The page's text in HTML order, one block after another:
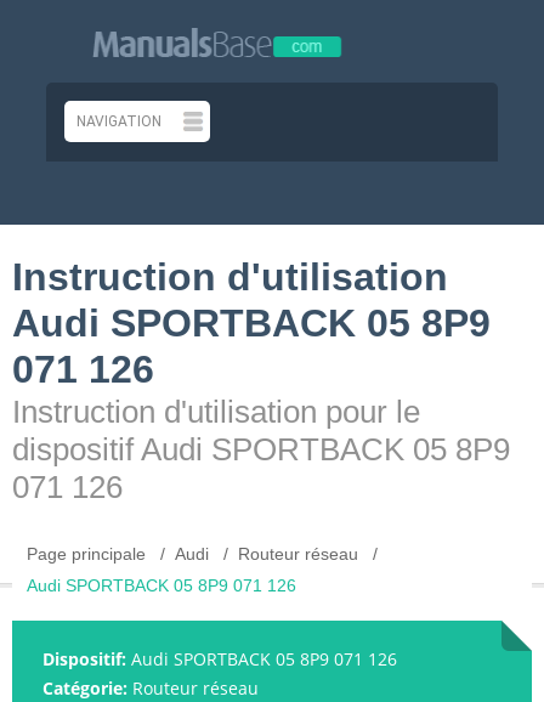
Instruction d'utilisation
Audi SPORTBACK 05 8P9
071 126
Instruction d'utilisation pour le
dispositif Audi SPORTBACK 05 8P9
071 126
Page principale Audi
Routeur réseau
Audi SPORTBACK 05 8P9 071 126
Dispositif: Audi SPORTBACK 05 8P9 071 126
Catégorie: Routeur réseau